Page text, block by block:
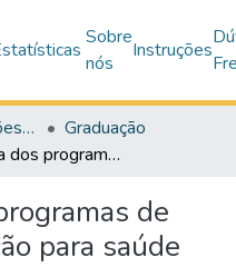
Sobre
nós
Instruções
Monografias, Dissertações e Teses
Graduação
A importância dos programas de educação e motivação para saúde bucal nas escolas
de
para saúde